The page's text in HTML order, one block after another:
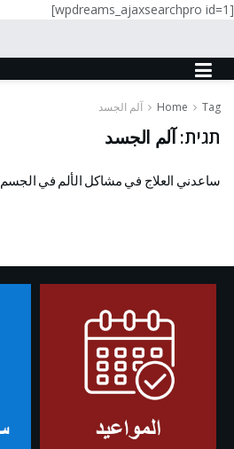
[wpdreams_ajaxsearchpro id=1]
Home Tag آلم الجسد
תגית:آلم الجسد
ساعدني العلاج في مشاكل الألم في الجسم